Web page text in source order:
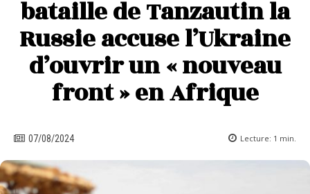
bataille de Tanzautin la
Russie accuse l’Ukraine
d’ouvrir un « nouveau
front » en Afrique
07/08/2024 Lecture: 1 min.